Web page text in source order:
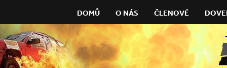
DOMŮ O NÁS ČLENOVÉ